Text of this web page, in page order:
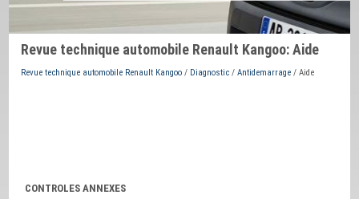
Revue technique automobile Renault Kangoo: Aide
Revue technique automobile Renault Kangoo / Diagnostic /Antidemarrage / Aide
CONTROLES ANNEXES